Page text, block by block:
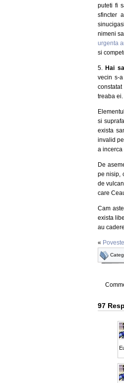
puteti fi
sfincter
nimeni
urgenta
si
5.Hai
vecin s-
treaba ei.
si
exista
invalid
a incerca
De
pe nisip,
de
care
Cam
exista
au
«
97